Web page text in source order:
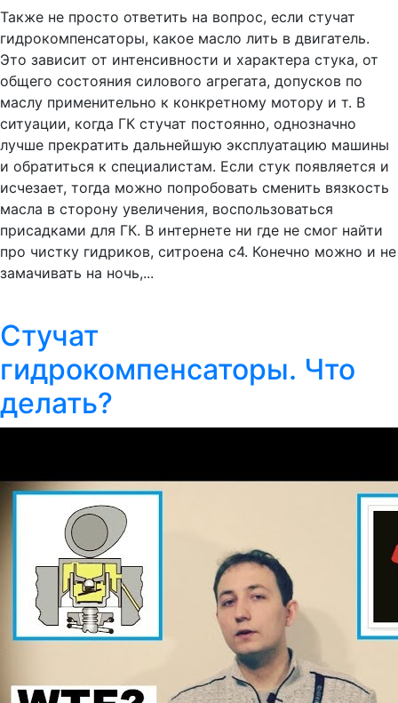
Также не просто ответить на вопрос, если стучат
гидрокомпенсаторы, какое масло лить в двигатель.
Это зависит от интенсивности и характера стука, от
общего состояния силового агрегата, допусков по
маслу применительно к конкретному мотору и т. В
ситуации, когда ГК стучат постоянно, однозначно
лучше прекратить дальнейшую эксплуатацию машины
и обратиться к специалистам. Если стук появляется и
исчезает, тогда можно попробовать сменить вязкость
масла в сторону увеличения, воспользоваться
присадками для ГК. В интернете ни где не смог найти
про чистку гидриков, ситроена с4. Конечно можно и не
замачивать на ночь,...
Стучат
гидрокомпенсаторы. Что
делать?